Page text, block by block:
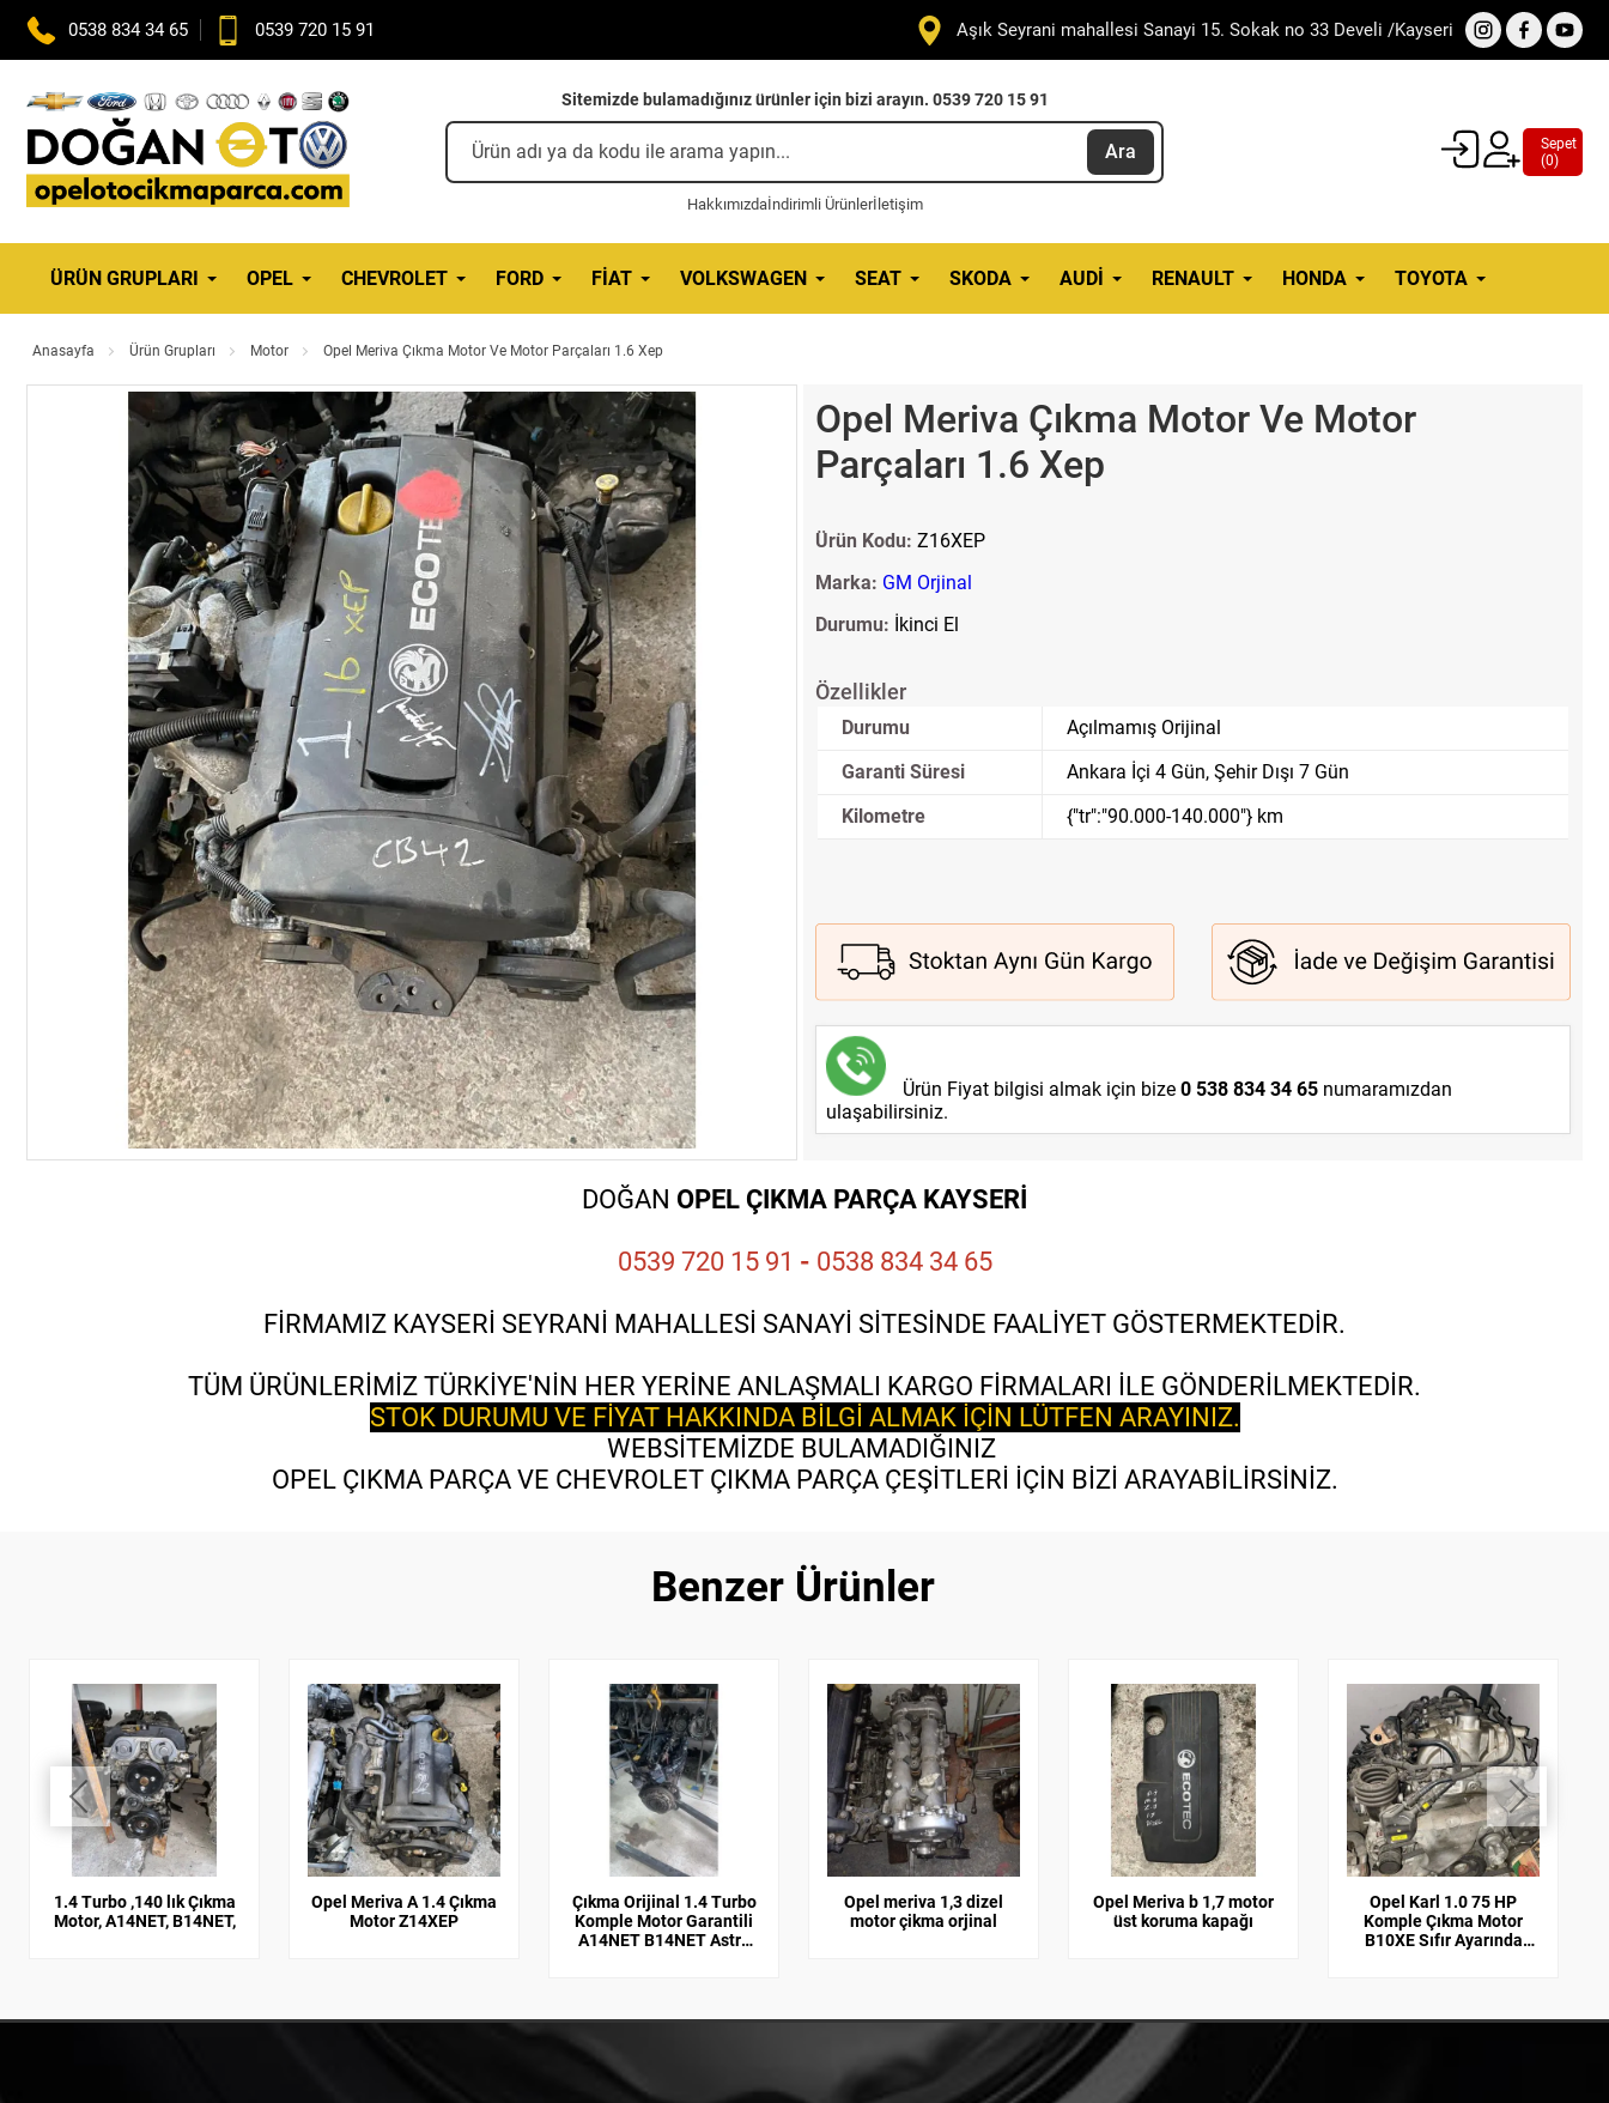
0538 834 34 65 0539 720 15 91 Aşık Seyrani mahallesi Sanayi 15. Sokak no 33 Develi /Kayseri
Sitemizde bulamadığınız ürünler için bizi arayın. 0539 720 15 91
Ara
Hakkımızdaİndirimli Ürünlerİletişim
Sepet
(0)
ÜRÜN GRUPLARI OPEL CHEVROLET FORD FIAT VOLKSWAGEN SEAT SKODA AUDI RENAULT HONDA TOYOTA
Anasayfa Ürün Grupları Motor Opel Meriva Çıkma Motor Ve Motor Parçaları 1.6 Xep
Opel Meriva Çıkma Motor Ve Motor
Parçaları 1.6 Xep
Ürün Kodu: Z16XEP
Marka: GM Orjinal
Durumu: İkinci El
Özellikler
Durumu
Açılmamış Orijinal
Garanti Süresi
Ankara İçi 4 Gün, Şehir Dışı 7 Gün
Kilometre
{"tr":"90.000-140.000"} km
Ürün Fiyat bilgisi almak için bize 0 538 834 34 65numaramızdan
ulaşabilirsiniz.
DOĞAN OPEL ÇIKMA PARÇA KAYSERİ
0539 720 15 91 - 0538 834 34 65
FİRMAMIZ KAYSERİ SEYRANİ MAHALLESİ SANAYİ SİTESİNDE FAALİYET GÖSTERMEKTEDİR.
TÜM ÜRÜNLERİMİZ TÜRKİYE'NİN HER YERİNE ANLAŞMALI KARGO FİRMALARI İLE GÖNDERİLMEKTEDİR.
STOK DURUMU VE FİYAT HAKKINDA BİLGİ ALMAK İÇİN LÜTFEN ARAYINIZ.
WEBSİTEMİZDE BULAMADIĞINIZ
OPEL ÇIKMA PARÇA VE CHEVROLET ÇIKMA PARÇA ÇEŞİTLERİ İÇİN BİZİ ARAYABİLİRSİNİZ.
Benzer Ürünler
1.4 Turbo ,140 lık Çıkma
Motor, A14NET, B14NET,
Opel Meriva A 1.4 Çıkma
Motor Z14XEP
Çıkma Orijinal 1.4 Turbo
Komple Motor Garantili
A14NET B14NET Astra
Opel meriva 1,3 dizel
motor çikma orjinal
Opel Meriva b 1,7 motor
üst koruma kapağı
Opel Karl 1.0 75 HP
Komple Çıkma Motor
B10XE Sıfır Ayarında